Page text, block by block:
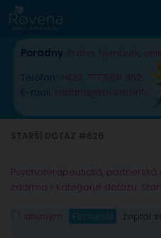
Skip to content
Poradny Praha Nymburk
Telefon: +420 777 588 352
E-mail: radana@rovena.info
Psychoterapeutická,
zdarma › Kategorie dotazu:
anonym Personál zeptal